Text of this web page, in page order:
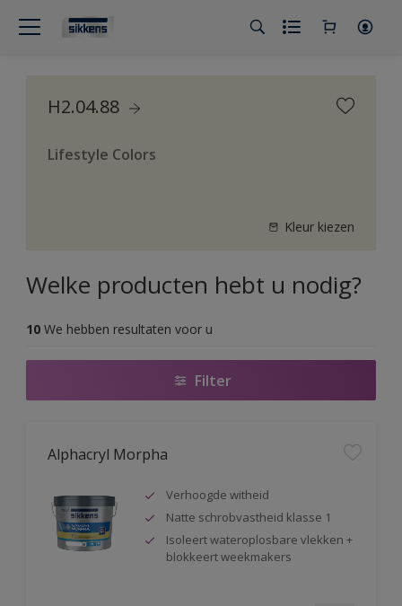
H2.04.88
Lifestyle Colors
Kleur kiezen
Welke producten hebt u nodig?
10 We hebben resultaten voor u
Filter
Alphacryl Morpha
Verhoogde witheid
Natte schrobvastheid klasse 1
Isoleert wateroplosbare vlekken +
blokkeert weekmakers